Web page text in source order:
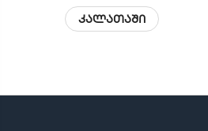
კალათაში